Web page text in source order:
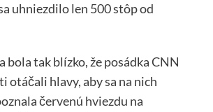
uhniezdilo len 500 stôp od
bola tak blízko, že posádka CNN
otáčali hlavy, aby sa na nich
červenú hviezdu na